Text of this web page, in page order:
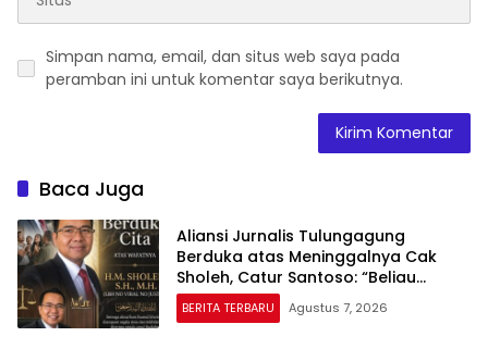
Simpan nama, email, dan situs web saya pada
peramban ini untuk komentar saya berikutnya.
Baca Juga
Aliansi Jurnalis Tulungagung
Berduka atas Meninggalnya Cak
Sholeh, Catur Santoso: “Beliau
Pejuang Keadilan yang Vokal”
BERITA TERBARU Agustus 7, 2026